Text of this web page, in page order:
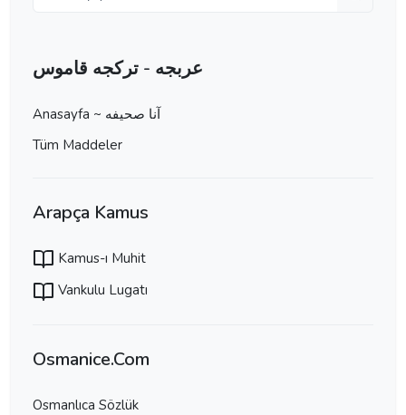
عربجه - تركجه قاموس
Anasayfa ~ آنا صحيفه
Tüm Maddeler
Arapça Kamus
Kamus-ı Muhit
Vankulu Lugatı
Osmanice.Com
Osmanlıca Sözlük